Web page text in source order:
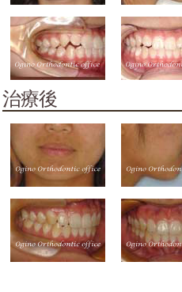
治療後